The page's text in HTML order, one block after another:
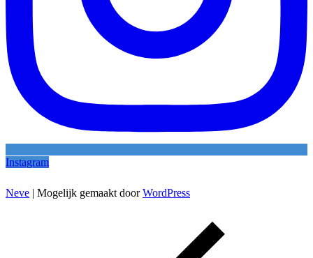
Instagram
Neve | Mogelijk gemaakt doorWordPress